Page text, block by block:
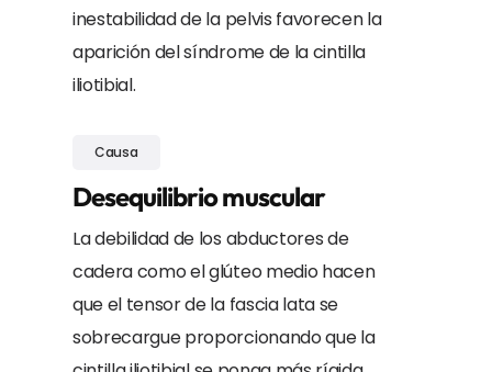
inestabilidad de la pelvis favorecen la
aparición del síndrome de la cintilla
iliotibial.
Causa
Desequilibrio muscular
La debilidad de los abductores de
cadera como el glúteo medio hacen
que el tensor de la fascia lata se
sobrecargue proporcionando que la